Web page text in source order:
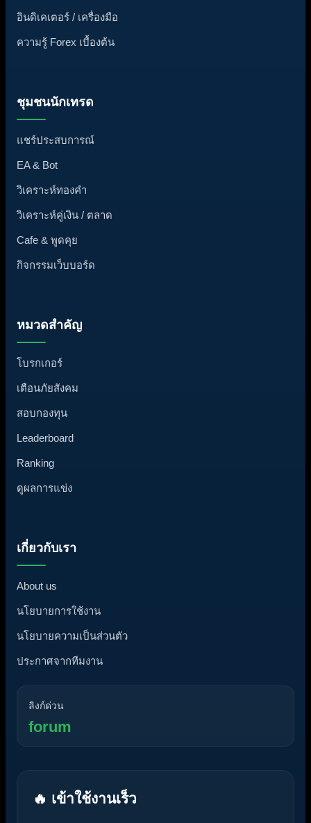
อินดิเคเตอร์ / เครื่องมือ
ความรู้ Forex เบื้องต้น
ชุมชนนักเทรด
แชร์ประสบการณ์
EA & Bot
วิเคราะห์ทองคำ
วิเคราะห์คู่เงิน / ตลาด
Cafe & พูดคุย
กิจกรรมเว็บบอร์ด
หมวดสำคัญ
โบรกเกอร์
เตือนภัยสังคม
สอบกองทุน
Leaderboard
Ranking
ดูผลการแข่ง
เกี่ยวกับเรา
About us
นโยบายการใช้งาน
นโยบายความเป็นส่วนตัว
ประกาศจากทีมงาน
ลิงก์ด่วน
forum
🔥 เข้าใช้งานเร็ว